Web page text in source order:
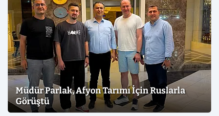
Müdür Parlak, Afyon Tarımı İçin Ruslarla
Görüştü